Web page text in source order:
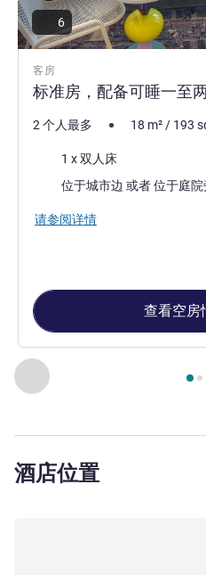
上一个 - 客房
第 页，共 , 客房 1 : 标
客房
标准房，配备可睡一至
6
2 个人最多 18 m²/ 193
床上用品1 x 双人床
位于城市边 或者 位
请参阅详情
查看空房
酒店位置